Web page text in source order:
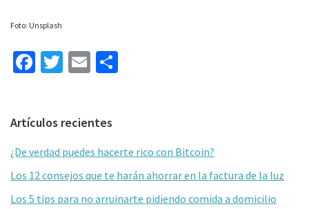
Foto: Unsplash
Fa
o
o
k
T
er
E
l
ar
tir
Barra
lateral
primaria
Artículos recientes
¿De verdad puedes hacerte rico con Bitcoin?
Los 12 consejos que te harán ahorrar en la factura de la luz
Los 5 tips para no arruinarte pidiendo comida a domicilio